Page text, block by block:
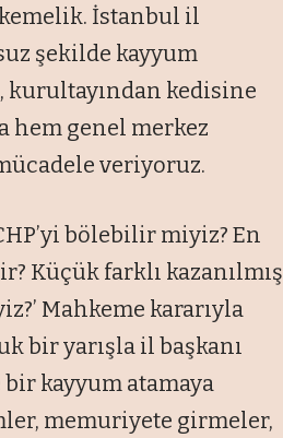
İstanbul il
şekilde kayyum
kurultayından kedisine
hem genel merkez
veriyoruz.
bölebilir miyiz? En
Küçük farklı kazanılmış
Mahkeme kararıyla
bir yarışla il başkanı
kayyum atamaya
memuriyete girmeler,